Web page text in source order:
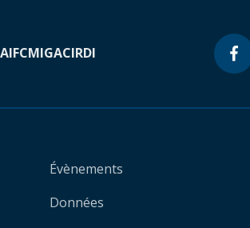
IFCMIGACIRDI
Évènements
Données